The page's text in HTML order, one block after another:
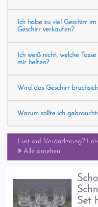
Ich habe zu viel Geschirr
Geschirr verkaufen?
Ich weiß nicht, welche
mir helfen?
Wird das Geschirr
Warum sollte ich
Lust auf Veränderung?
Alle ansehen
Set